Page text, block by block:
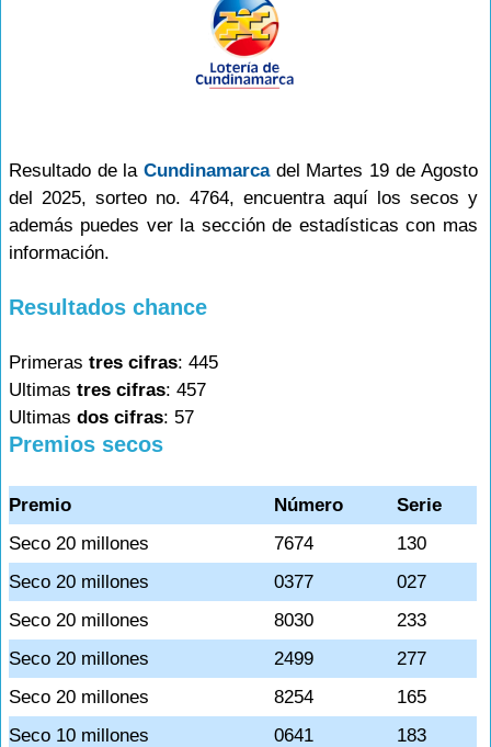
Resultado de laCundinamarcadel Martes 19 de Agosto
del 2025, sorteo no. 4764, encuentra aquí los secos y
además puedes ver la sección de estadísticas con mas
información.
Resultados chance
Primeras tres cifras: 445
Ultimas tres cifras: 457
Ultimas dos cifras: 57
Premios secos
Premio Número
Serie
Seco 20 millones
7674
130
Seco 20 millones
0377
027
Seco 20 millones
8030
233
Seco 20 millones
2499
277
Seco 20 millones
8254
165
Seco 10 millones
0641
183